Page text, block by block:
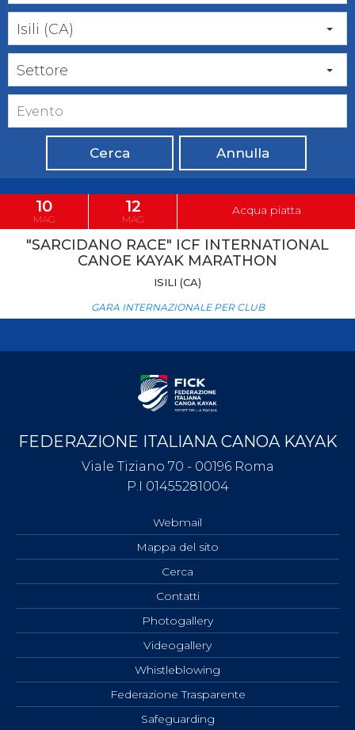
Isili (CA)
Settore
Cerca Annulla
10
MAG
12
MAG
Acqua piatta
"SARCIDANO RACE" ICF INTERNATIONAL
CANOE KAYAK MARATHON
ISILI (CA)
GARA INTERNAZIONALE PER CLUB
FEDERAZIONE ITALIANA CANOA KAYAK
Viale Tiziano 70 - 00196 Roma
P.I 01455281004
Webmail
Mappa del sito
Cerca
Contatti
Photogallery
Videogallery
Whistleblowing
Federazione Trasparente
Safeguarding